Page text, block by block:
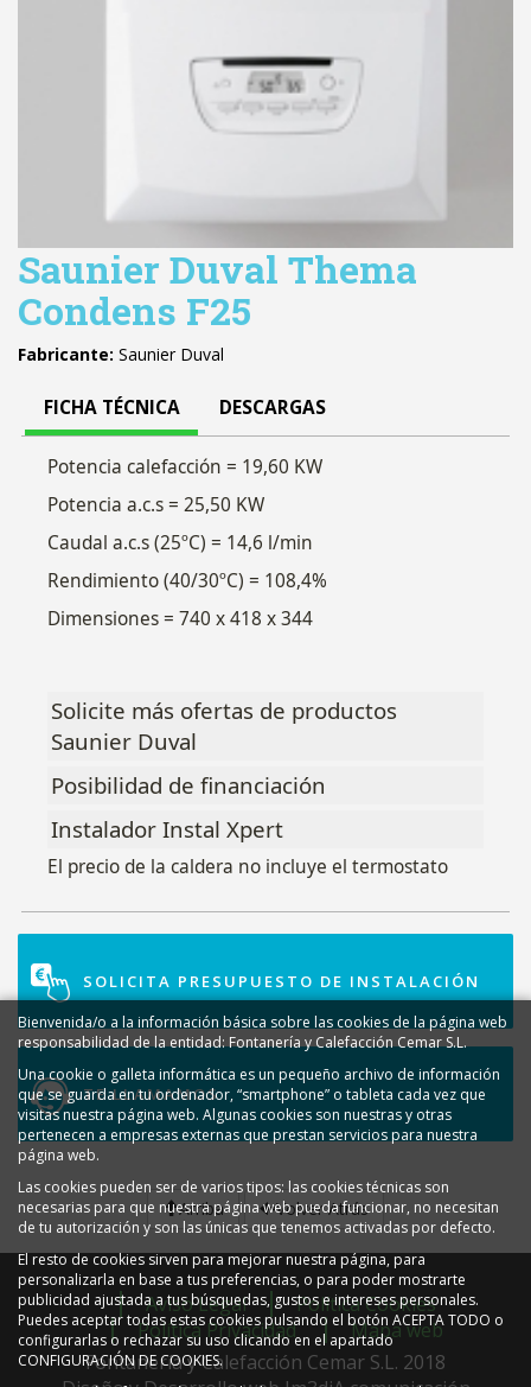
Saunier Duval Thema
Condens F25
Fabricante: Saunier Duval
FICHA TÉCNICA DESCARGAS
Potencia calefacción = 19,60 KW
Potencia a.c.s = 25,50 KW
Caudal a.c.s (25ºC) = 14,6 l/min
Rendimiento (40/30ºC) = 108,4%
Dimensiones = 740 x 418 x 344
Solicite más ofertas de productos
Saunier Duval
Posibilidad de financiación
Instalador Instal Xpert
El precio de la caldera no incluye el termostato
SOLICITA PRESUPUESTO DE INSTALACIÓN
TE LLAMAMOS
Arriba Volver Atrás
Aviso Legal
Política Cookies
Política Privacidad
Mapa web
Fontanería y Calefacción Cemar S.L. 2018
Bienvenida/o a la información básica sobre las cookies de la página web
responsabilidad de la entidad: Fontanería y Calefacción Cemar S.L.
Una cookie o galleta informática es un pequeño archivo de información
que se guarda en tu ordenador, “smartphone” o tableta cada vez que
visitas nuestra página web. Algunas cookies son nuestras y otras
pertenecen a empresas externas que prestan servicios para nuestra
página web.
Las cookies pueden ser de varios tipos: las cookies técnicas son
necesarias para que nuestra página web pueda funcionar, no necesitan
de tu autorización y son las únicas que tenemos activadas por defecto.
El resto de cookies sirven para mejorar nuestra página, para
personalizarla en base a tus preferencias, o para poder mostrarte
publicidad ajustada a tus búsquedas, gustos e intereses personales.
Puedes aceptar todas estas cookies pulsando el botón ACEPTA TODO o
configurarlas o rechazar su uso clicando en el apartado
CONFIGURACIÓN DE COOKIES.